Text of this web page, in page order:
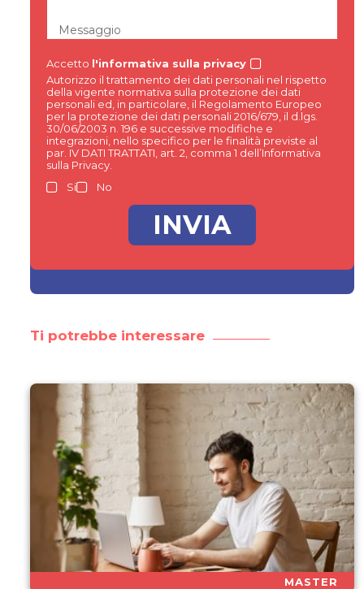
Messaggio
Accetto l'informativa sulla privacy
Autorizzo il trattamento dei dati personali nel rispetto
della vigente normativa sulla protezione dei dati
personali ed, in particolare, il Regolamento Europeo
per la protezione dei dati personali 2016/679, il d.lgs.
30/06/2003 n. 196 e successive modifiche e
integrazioni, nello specifico per le finalità previste al
par. IV DATI TRATTATI, art. 2, comma 1 dell’Informativa
sulla Privacy.
Si
No
Ti potrebbe interessare
MASTER